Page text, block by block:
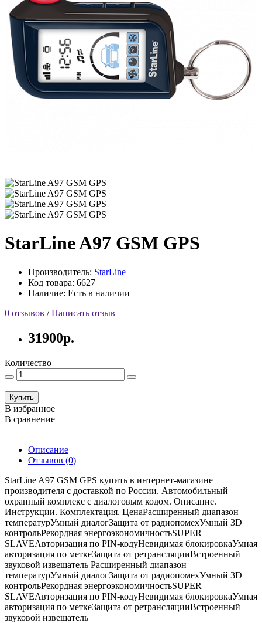
StarLine A97 GSM GPS
Производитель: StarLine
Код товара: 6627
Наличие: Есть в наличии
0 отзывов /Написать отзыв
31900р.
Количество
Купить
В избранное
В сравнение
Описание
Отзывов (0)
StarLine A97 GSM GPS купить в интернет-магазине
производителя с доставкой по России. Автомобильный
охранный комплекс с диалоговым кодом. Описание.
Инструкции. Комплектация. ЦенаРасширенный диапазон
температурУмный диалогЗащита от радиопомехУмный 3D
контрольРекордная энергоэкономичностьSUPER
SLAVEАвторизация по PIN-кодуНевидимая блокировкаУмная
авторизация по меткеЗащита от ретрансляцииВстроенный
звуковой извещатель Расширенный диапазон
температурУмный диалогЗащита от радиопомехУмный 3D
контрольРекордная энергоэкономичностьSUPER
SLAVEАвторизация по PIN-кодуНевидимая блокировкаУмная
авторизация по меткеЗащита от ретрансляцииВстроенный
звуковой извещатель